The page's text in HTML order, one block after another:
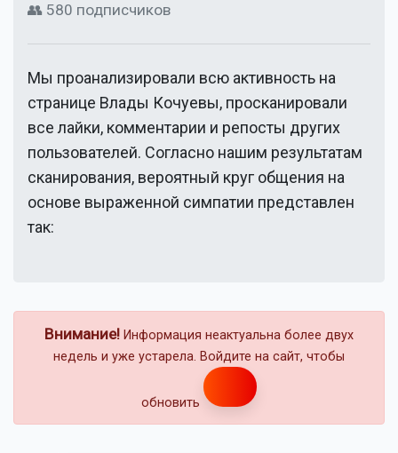
👥 580 подписчиков
Мы проанализировали всю активность на
странице Влады Кочуевы, просканировали
все лайки, комментарии и репосты других
пользователей. Согласно нашим результатам
сканирования, вероятный круг общения на
основе выраженной симпатии представлен
так:
Внимание! Информация неактуальна более двух
недель и уже устарела. Войдите на сайт, чтобы
обновить